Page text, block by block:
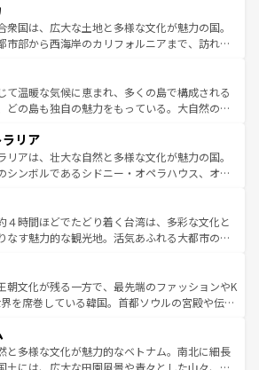
参照してほしい。
のまま残る町や、スイスならではのユニークな
り、アルプス観光だけでなく町歩きも満喫する
る。国民の所得が高いため物価も高いが、旅行
無料で観光を楽しむこともできる。 なお、新
情報はコンテンツ一覧 を参照してほしい。
衆国は、広大な土地と多様な文化が魅力の国。
市部から西海岸のカリフォルニアまで、訪れる
大都市は、観光、ショッピング、エンターテイ
詰まった刺激的なスポットだ。一方、アメリカ
自然が広がり、グランドキャニオンやイエロー
オーリンズでは、音楽と美食が融合した独特の
。旅行者はアメリカの各地域で異なる魅力を楽
、その多様性と豊かな歴史を感じることができ
旅のスタイルだ。 なお、新着のアメリカ
テンツ一覧を参照してほしい。
て温暖な気候に恵まれ、多くの島で構成される
どの島も独自の魅力をもっている。大自然の神
逃せない。また、定番の観光地といえばオアフ
かな自然を求めるならマウイ島やカウアイ島が
エメラルドグリーンに輝く海をはじめ、豊かな
なしの心で訪れる人々を迎えてくれるハワイの
しいローカルフードやハワイアンミュージッ
なフラダンスなど、すべてがハワイの魅力を彩
ってほしい。 なお、新着のハワイ情報
ツ一覧を参照してほしい。
リア
リアは、壮大な自然と多様な文化が魅力の国。
シンボルであるシドニー・オペラハウス、オー
や大陸中央部にそびえるウルル（エアーズロッ
マニアの美しい原生林やケアンズの熱帯雨林な
ろがたくさん。また、カフェやワイン、オージ
ティビティも充実しており、サーフィンやダイ
イキングなど、アウトドア好きにはたまらな
トラリアの多彩な魅力を存分に味わいつくそ
い。
４時間ほどでたどり着く台湾は、多彩な文化と
なす魅力的な観光地。活気あふれる大都市の台
つな山岳地帯である台湾東部など、都市の喧騒
けさが共存しており、訪れる人に新しい発見と
らしてくれる。また、奥深い台湾の食文化も魅
と評判のスイーツなど、バラエティ豊かな料理
が味わえる。 なお、新着の台湾情報は コンテンツ一覧を参
い。
朝文化が残る一方で、最先端のファッションやK
を席巻している韓国。首都ソウルの宮殿や伝統
足を延ばせば四季折々の自然美を楽しむことが
して、キムチや焼肉、絶品のストリートフード
ざまな韓国料理が待っている。夜には、韓国な
と多様な文化が魅力的なベトナム。南北に細長
土には、広大な田園風景や青々とした山々、世